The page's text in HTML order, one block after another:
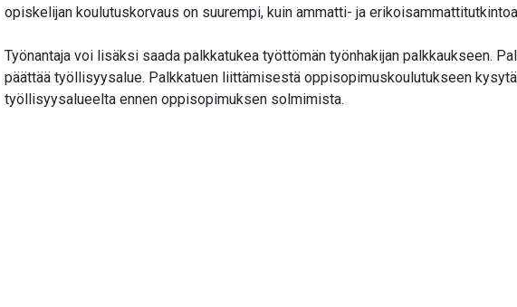
opiskelijan koulutuskorvaus on suurempi, kuin ammatti- ja
Työnantaja voi lisäksi saada palkkatukea työttömän työnhakijan palkkaukseen.
päättää työllisyysalue. Palkkatuen liittämisestä oppisopimuskoulutukseen
työllisyysalueelta ennen oppisopimuksen solmimista.